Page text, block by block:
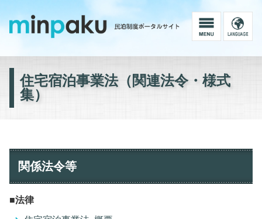
住宅宿泊事業法（関連法令・様式
集）
関係法令等
■法律